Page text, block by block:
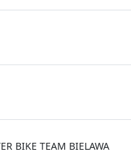
BIKE TEAM BIELAWA